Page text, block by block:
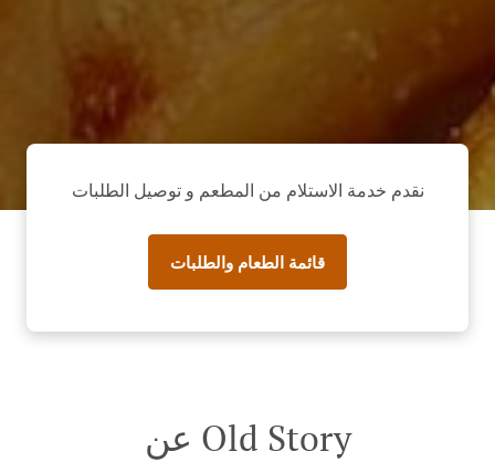
نقدم خدمة الاستلام من المطعم و توصيل الطلبات
قائمة الطعام والطلبات
عن Old Story